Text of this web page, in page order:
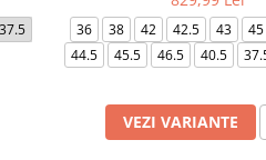
37.5 36 38 42 42.5 43 45
44.5
45.5 46.5 40.5
VEZI VARIANTE